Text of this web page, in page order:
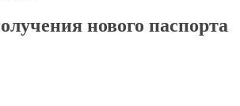
нового паспорта